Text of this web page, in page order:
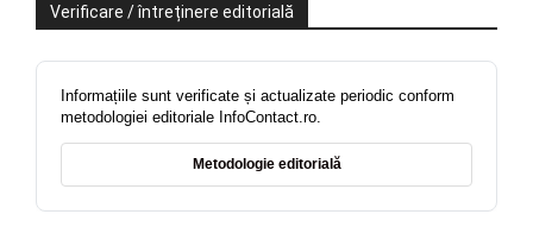
Verificare / întreținere editorială
Informațiile sunt verificate și actualizate periodic conform
metodologiei editoriale InfoContact.ro.
Metodologie editorială